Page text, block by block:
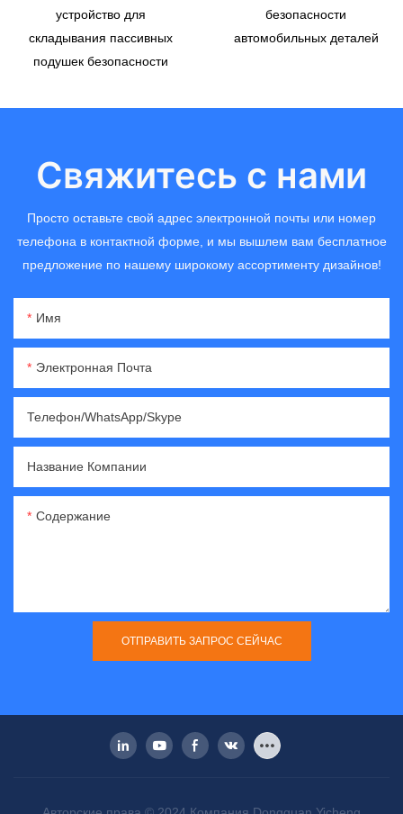
устройство для
складывания пассивных
подушек безопасности
безопасности
автомобильных деталей
Свяжитесь с нами
Просто оставьте свой адрес электронной почты или номер
телефона в контактной форме, и мы вышлем вам бесплатное
предложение по нашему широкому ассортименту дизайнов!
Имя
Электронная Почта
Телефон/WhatsApp/Skype
Название Компании
Содержание
ОТПРАВИТЬ ЗАПРОС СЕЙЧАС